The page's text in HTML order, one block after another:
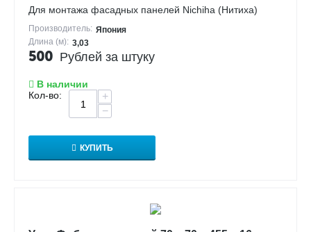
Для монтажа фасадных панелей Nichiha (Нитиха)
Производитель: Япония
Длина (м): 3,03
500 Рублей за штуку
В наличии
Кол-во:
+
−
КУПИТЬ